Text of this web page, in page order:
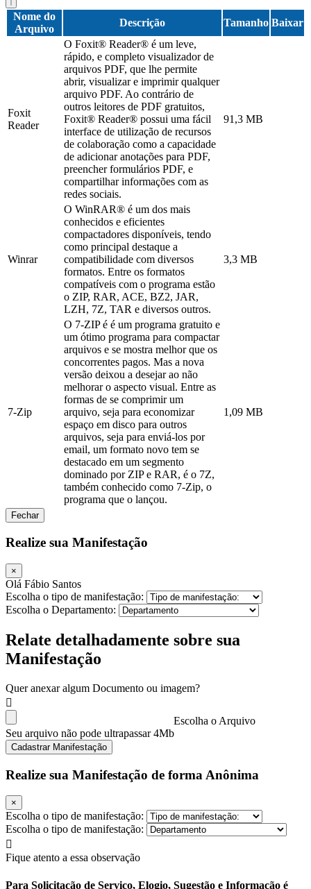
Nome do
Arquivo
Descrição Tamanho Baixar
Foxit
Reader
O Foxit® Reader® é um leve,
rápido, e completo visualizador de
arquivos PDF, que lhe permite
abrir, visualizar e imprimir qualquer
arquivo PDF. Ao contrário de
outros leitores de PDF gratuitos,
Foxit® Reader® possui uma fácil
interface de utilização de recursos
de colaboração como a capacidade
de adicionar anotações para PDF,
preencher formulários PDF, e
compartilhar informações com as
redes sociais.
91,3 MB
Winrar
O WinRAR® é um dos mais
conhecidos e eficientes
compactadores disponíveis, tendo
como principal destaque a
compatibilidade com diversos
formatos. Entre os formatos
compatíveis com o programa estão
o ZIP, RAR, ACE, BZ2, JAR,
LZH, 7Z, TAR e diversos outros.
3,3 MB
7-Zip
O 7-ZIP é é um programa gratuito e
um ótimo programa para compactar
arquivos e se mostra melhor que os
concorrentes pagos. Mas a nova
versão deixou a desejar ao não
melhorar o aspecto visual. Entre as
formas de se comprimir um
arquivo, seja para economizar
espaço em disco para outros
arquivos, seja para enviá-los por
email, um formato novo tem se
destacado em um segmento
dominado por ZIP e RAR, é o 7Z,
também conhecido como 7-Zip, o
programa que o lançou.
1,09 MB
Fechar
Realize sua Manifestação
×
Olá Fábio Santos
Escolha o tipo de manifestação:
Escolha o Departamento:
Relate detalhadamente sobre sua
Manifestação
Quer anexar algum Documento ou imagem?
Escolha o Arquivo
Seu arquivo não pode ultrapassar 4Mb
Cadastrar Manifestação
Realize sua Manifestação de forma Anônima
×
Escolha o tipo de manifestação:
Escolha o tipo de manifestação:
Fique atento a essa observação
Para Solicitação de Serviço, Elogio, Sugestão e Informação é